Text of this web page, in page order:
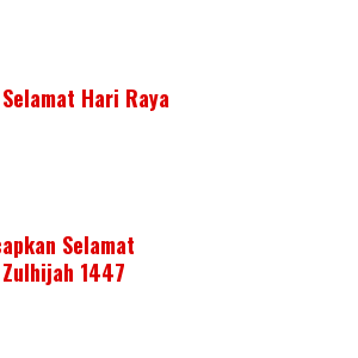
Hari Raya
Selamat
1447